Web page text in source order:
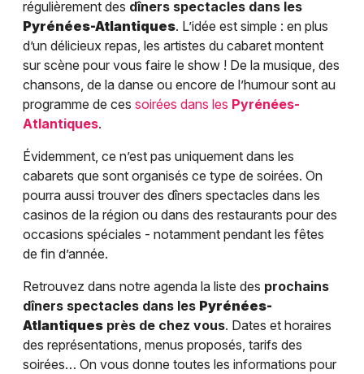
régulièrement des dîners spectacles dans les
Pyrénées-Atlantiques. L’idée est simple : en plus
d’un délicieux repas, les artistes du cabaret montent
sur scène pour vous faire le show ! De la musique, des
chansons, de la danse ou encore de l’humour sont au
programme de ces soirées dans les Pyrénées-
Atlantiques.
Évidemment, ce n’est pas uniquement dans les
cabarets que sont organisés ce type de soirées. On
pourra aussi trouver des dîners spectacles dans les
casinos de la région ou dans des restaurants pour des
occasions spéciales - notamment pendant les fêtes
de fin d’année.
Retrouvez dans notre agenda la liste des prochains
dîners spectacles dans les Pyrénées-
Atlantiques près de chez vous. Dates et horaires
des représentations, menus proposés, tarifs des
soirées… On vous donne toutes les informations pour